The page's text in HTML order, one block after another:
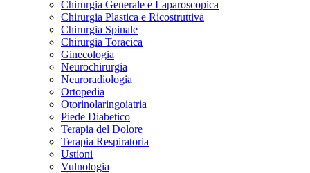
Chirurgia Generale e Laparoscopica
Chirurgia Plastica e Ricostruttiva
Chirurgia Spinale
Chirurgia Toracica
Ginecologia
Neurochirurgia
Neuroradiologia
Ortopedia
Otorinolaringoiatria
Piede Diabetico
Terapia del Dolore
Terapia Respiratoria
Ustioni
Vulnologia